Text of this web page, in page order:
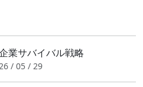
業サバイバル戦略
/ 05 / 29